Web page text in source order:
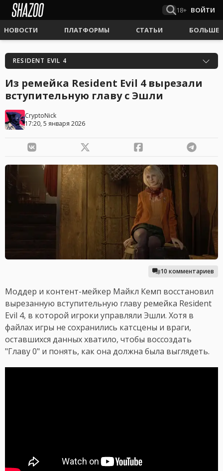
18+ ВОЙТИ
НОВОСТИ ПЛАТФОРМЫ СТАТЬИ БОЛЬШЕ
RESIDENT EVIL 4
Из ремейка Resident Evil 4 вырезали
вступительную главу с Эшли
CryptoNick
17:20, 5 января 2026
10 комментариев
Моддер и контент-мейкер Майкл Кемп восстановил
вырезанную вступительную главу ремейка Resident
Evil 4, в которой игроки управляли Эшли. Хотя в
файлах игры не сохранились катсцены и враги,
оставшихся данных хватило, чтобы воссоздать
"Главу 0" и понять, как она должна была выглядеть.